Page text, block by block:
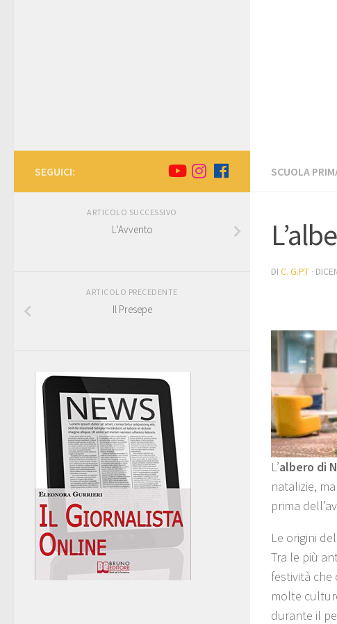
SCUOLA
DI C. G.P.T ·
L’albero di
natalizie,
prima
Le origini
Tra le più
festività
molte
durante il
SEGUICI:
ARTICOLO SUCCESSIVO
L’Avvento
ARTICOLO PRECEDENTE
Il Presepe